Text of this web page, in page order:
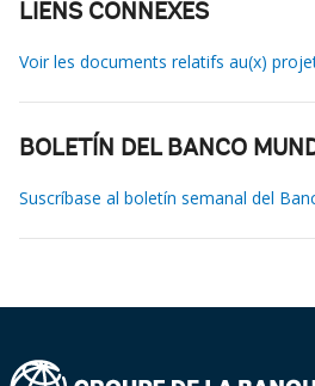
LIENS CONNEXES
Voir les documents relatifs au(x)
BOLETÍN DEL BANCO
Suscríbase al boletín semanal del